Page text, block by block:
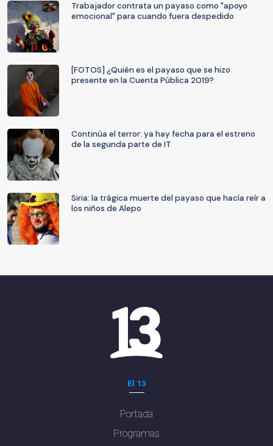
Trabajador contrata un payaso como "apoyo
emocional" para cuando fuera despedido
[FOTOS] ¿Quién es el payaso que se hizo
presente en la Cuenta Pública 2019?
Continúa el terror: ya hay fecha para el estreno
de la segunda parte de IT
Siria: la trágica muerte del payaso que hacía reír a
los niños de Alepo
El 13
Portada
Programas